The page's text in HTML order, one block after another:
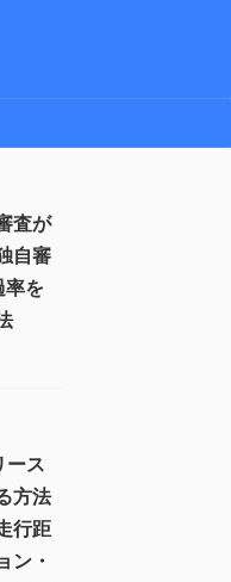
査が
自審
率を
ース
方法
行距
ン・